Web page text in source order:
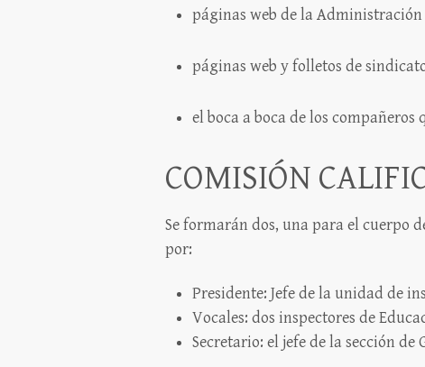
páginas web de la Administración
páginas web y folletos de
el boca a boca de los
COMISIÓN
Se formarán dos, una para el cuerpo
por:
Presidente: Jefe de la unidad de
Vocales: dos inspectores de
Secretario: el jefe de la sección